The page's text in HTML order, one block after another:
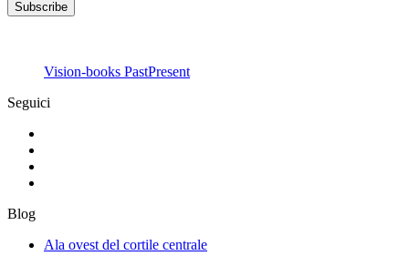
Vision-books PastPresent
Seguici
Blog
Ala ovest del cortile centrale